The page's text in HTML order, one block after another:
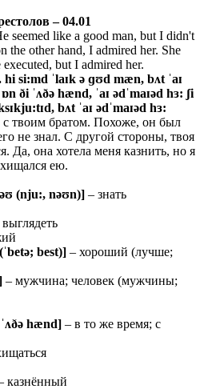
– 04.01
seemed like a good man, but I didn't
the other hand, I admired her. She
but I admired her.
hi si:md ˈlaɪk ə ɡʊd mæn, bʌt ˈaɪ
ði ˈʌðə hænd, ˈaɪ ədˈmaɪəd hɜ: ʃi
bʌt ˈaɪ ədˈmaɪəd hɜ:
с твоим братом. Похоже, он был
не знал. С другой стороны, твоя
Да, она хотела меня казнить, но я
ею.
(nju:, nəʊn)] – знать
выглядеть
betə; best)] – хороший (лучше;
– мужчина; человек (мужчины;
hænd] – в то же время; с
казнённый